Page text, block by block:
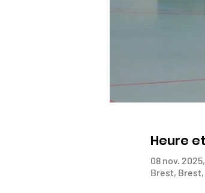
Heure
08 nov.
Brest,